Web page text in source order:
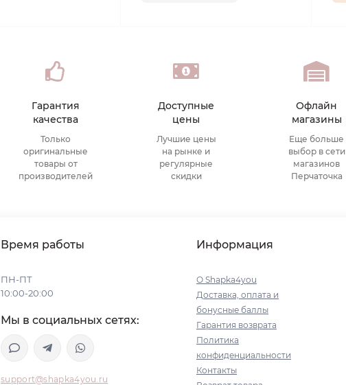
Гарантия
качества
Только
оригинальные
товары от
производителей
Доступные
цены
Лучшие цены
на рынке и
регулярные
скидки
Офлайн
магазины
Еще больше
выбор в сети
магазинов
Перчаточка
Время работы
ПН-ПТ
10:00-20:00
Мы в социальных сетях:
support@shapka4you.ru
Информация
О Shapka4you
Доставка, оплата и
бонусные баллы
Гарантия возврата
Политика
конфиденциальности
Контакты